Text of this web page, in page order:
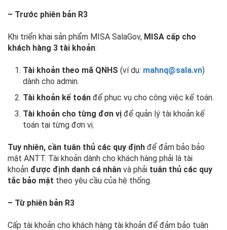
– Trước phiên bản R3
Khi triển khai sản phẩm MISA SalaGov, MISA cấp cho
khách hàng 3 tài khoản:
Tài khoản theo mã QNHS (ví dụ: mahnq@sala.vn)
dành cho admin.
Tài khoản kế toán để phục vụ cho công việc kế toán.
Tài khoản cho từng đơn vị để quản lý tài khoản kế
toán tại từng đơn vị.
Tuy nhiên, cần tuân thủ các quy định để đảm bảo bảo
mật ANTT. Tài khoản dành cho khách hàng phải là tài
khoản được định danh cá nhân và phải tuân thủ các quy
tắc bảo mật theo yêu cầu của hệ thống.
– Từ phiên bản R3
Cấp tài khoản cho khách hàng tài khoản để đảm bảo tuân